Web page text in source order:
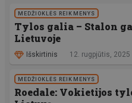
MEDŽIOKLĖS REIKMENYS
Tylos galia – Stalon
Lietuvoje
Išskirtinis 12. rugpjūtis, 2025
MEDŽIOKLĖS REIKMENYS
Roedale: Vokietijos